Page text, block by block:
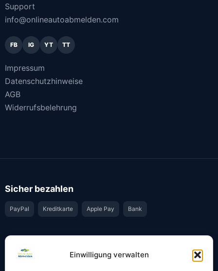
Einwilligung verwalten
Support
info@onlineautoabmelden.com
FB IG YT TT
Impressum
Datenschutzhinweise
AGB
Widerrufsbelehrung
Sicher bezahlen
PayPal Kreditkarte Apple Pay Bank